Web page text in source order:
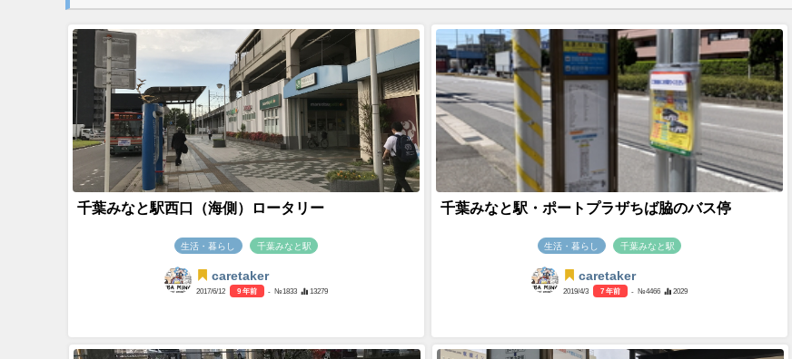
千葉みなと駅西口（海側）ロータリー
生活・暮らし 千葉みなと駅
caretaker
2017/6/12 9 年前 - №1833 13279
千葉みなと駅・ポートプラザちば脇のバス停
生活・暮らし 千葉みなと駅
caretaker
2019/4/3 7 年前 - №4466 2029